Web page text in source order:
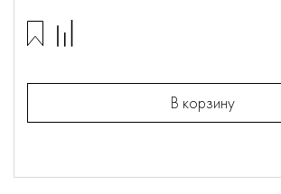
В корзину